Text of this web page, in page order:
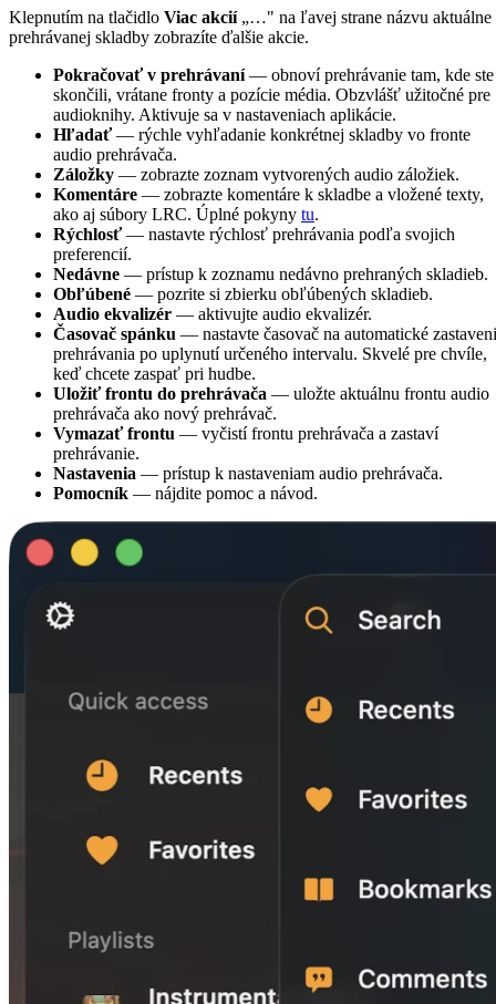
Klepnutím na tlačidlo Viac akcií„…" na ľavej strane názvu aktuálne
prehrávanej skladby zobrazíte ďalšie akcie.
Pokračovať v prehrávaní— obnoví prehrávanie tam, kde ste
skončili, vrátane fronty a pozície média. Obzvlášť užitočné pre
audioknihy. Aktivuje sa v nastaveniach aplikácie.
Hľadať— rýchle vyhľadanie konkrétnej skladby vo fronte
audio prehrávača.
Záložky — zobrazte zoznam vytvorených audio záložiek.
Komentáre — zobrazte komentáre k skladbe a vložené texty,
ako aj súbory LRC. Úplné pokyny tu.
Rýchlosť— nastavte rýchlosť prehrávania podľa svojich
preferencií.
Nedávne — prístup k zoznamu nedávno prehraných skladieb.
Obľúbené — pozrite si zbierku obľúbených skladieb.
Audio ekvalizér — aktivujte audio ekvalizér.
Časovač spánku — nastavte časovač na automatické
prehrávania po uplynutí určeného intervalu. Skvelé pre chvíle,
keď chcete zaspať pri hudbe.
Uložiť frontu do prehrávača — uložte aktuálnu frontu audio
prehrávača ako nový prehrávač.
Vymazať frontu — vyčistí frontu prehrávača a zastaví
prehrávanie.
Nastavenia — prístup k nastaveniam audio prehrávača.
Pomocník — nájdite pomoc a návod.